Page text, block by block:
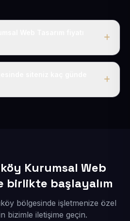
50 USD + KDV. Bu bedele alan
Kurumsal Web
birlikte başlayalım
bölgesinde işletmenize özel
bizimle iletişime geçin.